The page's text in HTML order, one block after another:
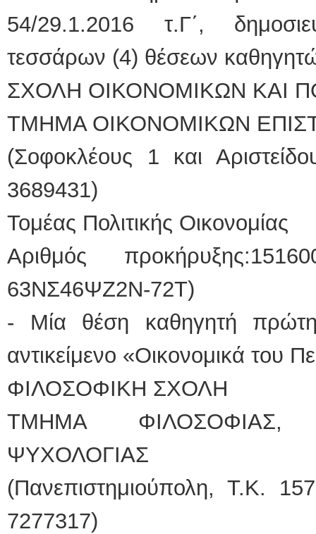
54/29.1.2016 τ.Γ΄,
τεσσάρων (4) θέσεων
ΣΧΟΛΗ ΟΙΚΟΝΟΜΙΚΩΝ ΚΑΙ
ΤΜΗΜΑ ΟΙΚΟΝΟΜΙΚΩΝ
(Σοφοκλέους 1 και
3689431)
Τομέας Πολιτικής Οικονομίας
Αριθμός
63NΣ46ΨΖ2Ν-72Τ)
- Μία θέση καθηγητή
αντικείμενο «Οικονομικά του
ΦΙΛΟΣΟΦΙΚΗ ΣΧΟΛΗ
ΤΜΗΜΑ ΦΙΛΟΣΟΦΙΑΣ,
ΨΥΧΟΛΟΓΙΑΣ
(Πανεπιστημιούπολη, Τ.Κ.
7277317)
ΕΙΔΙΚΟΣ